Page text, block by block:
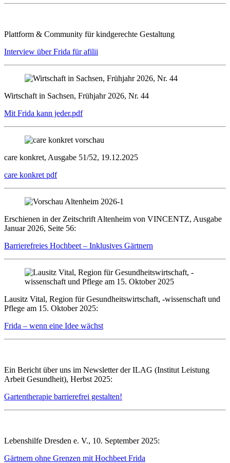
Plattform & Community für kindgerechte Gestaltung
Interview über Frida für afilii
Wirtschaft in Sachsen, Frühjahr 2026, Nr. 44
Mit Frida kann jeder.pdf
care konkret, Ausgabe 51/52, 19.12.2025
care konkret pdf
Erschienen in der Zeitschrift Altenheim von VINCENTZ, Ausgabe
Januar 2026, Seite 56:
Barrierefreies Hochbeet – Inklusives Gärtnern
Lausitz Vital, Region für Gesundheitswirtschaft, -wissenschaft und
Pflege am 15. Oktober 2025:
Frida – wenn eine Idee wächst
Ein Bericht über uns im Newsletter der ILAG (Institut Leistung
Arbeit Gesundheit), Herbst 2025:
Gartentherapie barrierefrei gestalten!
Lebenshilfe Dresden e. V., 10. September 2025:
Gärtnern ohne Grenzen mit Hochbeet Frida